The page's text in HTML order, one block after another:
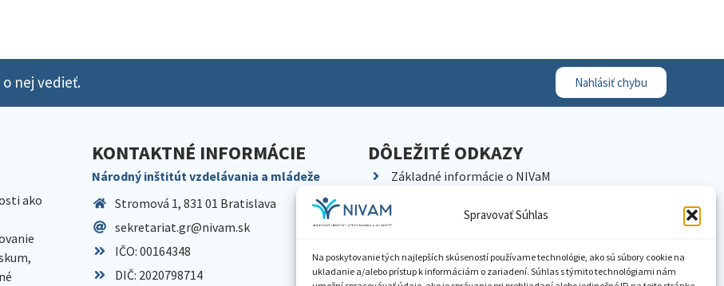
Spravovať Súhlas
Na poskytovanie tých najlepších skúseností používame technológie, ako sú súbory cookie na
ukladanie a/alebo prístup k informáciám o zariadení. Súhlas s týmito technológiami nám
nej vedieť. Nahlásiť chybu
ako
KONTAKTNÉ INFORMÁCIE
Národný inštitút vzdelávania a mládeže
Stromová 1, 831 01 Bratislava
sekretariat.gr@nivam.sk
IČO: 00164348
DIČ: 2020798714
DÔLEŽITÉ ODKAZY
Základné informácie o NIVaM
Kariéra
Pracoviská NIVaM